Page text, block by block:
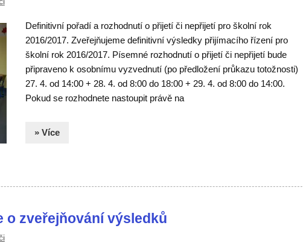
Definitivní pořadí a rozhodnutí o přijetí či nepřijetí pro školní rok
2016/2017. Zveřejňujeme definitivní výsledky přijímacího řízení pro
školní rok 2016/2017. Písemné rozhodnutí o přijetí či nepřijetí bude
připraveno k osobnímu vyzvednutí (po předložení průkazu totožnosti)
27. 4. od 14:00 + 28. 4. od 8:00 do 18:00 + 29. 4. od 8:00 do 14:00.
Pokud se rozhodnete nastoupit právě na
» Více
o zveřejňování výsledků